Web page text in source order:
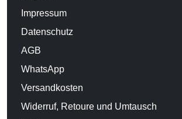
Impressum
Datenschutz
AGB
WhatsApp
Versandkosten
Widerruf, Retoure und Umtausch